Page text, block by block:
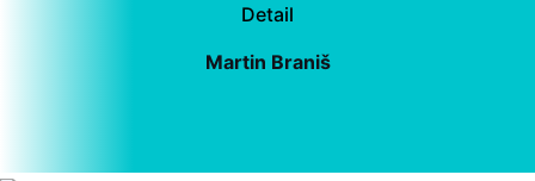
Detail
Martin Braniš